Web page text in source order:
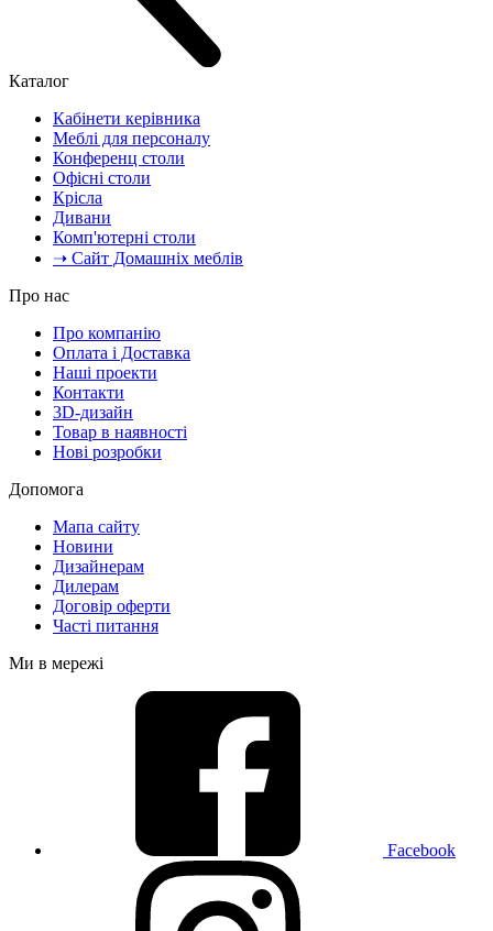
Каталог
Кабінети керівника
Меблі для персоналу
Конференц столи
Офісні столи
Крісла
Дивани
Комп'ютерні столи
➝ Сайт Домашніх меблів
Про нас
Про компанію
Оплата і Доставка
Наші проекти
Контакти
3D-дизайн
Товар в наявності
Нові розробки
Допомога
Мапа сайту
Новини
Дизайнерам
Дилерам
Договір оферти
Часті питання
Ми в мережі
Facebook